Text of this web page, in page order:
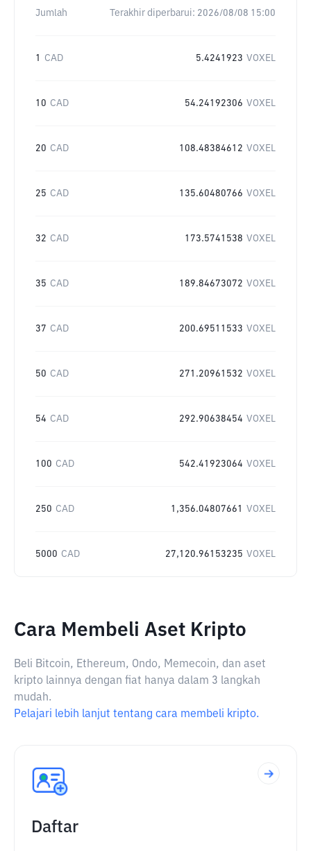
Jumlah Terakhir diperbarui: 2026/08/08 15:00
1 CAD 5.4241923 VOXEL
10 CAD 54.24192306 VOXEL
20 CAD 108.48384612 VOXEL
25 CAD 135.60480766 VOXEL
32 CAD 173.5741538 VOXEL
35 CAD 189.84673072 VOXEL
37 CAD 200.69511533 VOXEL
50 CAD 271.20961532 VOXEL
54 CAD 292.90638454 VOXEL
100 CAD 542.41923064 VOXEL
250 CAD 1,356.04807661 VOXEL
5000 CAD 27,120.96153235 VOXEL
Cara Membeli Aset Kripto
Beli Bitcoin, Ethereum, Ondo, Memecoin, dan aset
kripto lainnya dengan fiat hanya dalam 3 langkah
mudah.
Pelajari lebih lanjut tentang cara membeli kripto.
Daftar